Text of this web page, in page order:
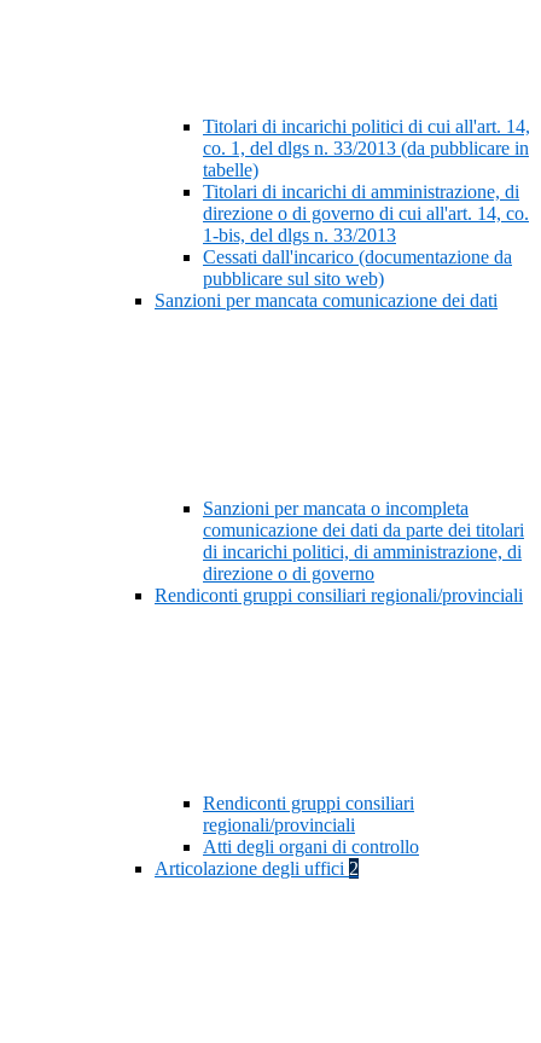
Titolari di incarichi politici di cui all'art. 14,
co. 1, del dlgs n. 33/2013 (da pubblicare in
tabelle)
Titolari di incarichi di amministrazione, di
direzione o di governo di cui all'art. 14, co.
1-bis, del dlgs n. 33/2013
Cessati dall'incarico (documentazione da
pubblicare sul sito web)
Sanzioni per mancata comunicazione dei dati
Sanzioni per mancata o incompleta
comunicazione dei dati da parte dei titolari
di incarichi politici, di amministrazione, di
direzione o di governo
Rendiconti gruppi consiliari regionali/provinciali
Rendiconti gruppi consiliari
regionali/provinciali
Atti degli organi di controllo
Articolazione degli uffici 2